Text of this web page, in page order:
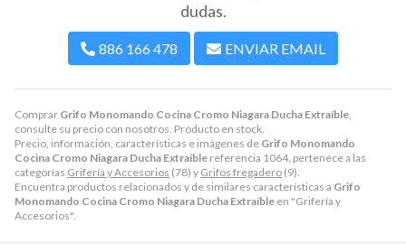
Comprar Grifo Monomando Cocina Cromo Niagara Ducha Extraíble,
consulte su precio con nosotros. Producto en stock.
Precio, información, características e imágenes de Grifo Monomando
Cocina Cromo Niagara Ducha Extraíble referencia 1064, pertenece a las
categorías Grifería y Accesorios (78) y Grifos fregadero (9).
Encuentra productos relacionados y de similares características a Grifo
Monomando Cocina Cromo Niagara Ducha Extraíble en "Grifería y
Accesorios".
dudas.
886 166 478 ENVIAR EMAIL